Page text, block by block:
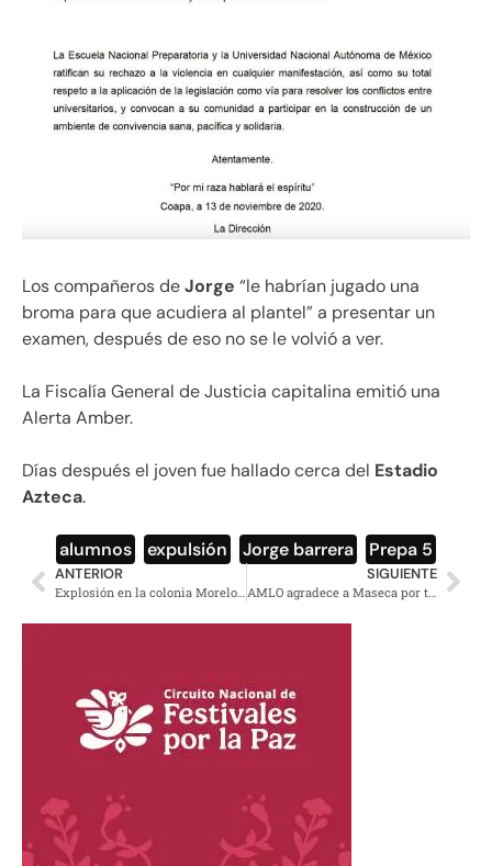
Los compañeros deJorge “le habrían jugado una
broma para que acudiera al plantel” a presentar un
examen, después de eso no se le volvió a ver.
La Fiscalía General de Justicia capitalina emitió una
Alerta Amber.
Días después el joven fue hallado cerca del Estadio
Azteca.
alumnos expulsión Jorge barrera Prepa 5
ANTERIOR SIGUIENTE
AMLO agradece a Maseca por tortillerías móviles para apoyar a damnificados en Tabasco